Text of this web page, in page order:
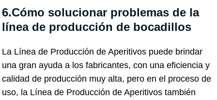
6.Cómo solucionar problemas de la
línea de producción de bocadillos
La Línea de Producción de Aperitivos puede brindar
una gran ayuda a los fabricantes, con una eficiencia y
calidad de producción muy alta, pero en el proceso de
uso, la Línea de Producción de Aperitivos también